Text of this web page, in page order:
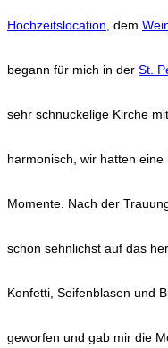
Hochzeitslocation , dem
begann für mich in der St.
sehr schnuckelige Kirche
harmonisch, wir hatten
Momente. Nach der
schon sehnlichst auf das
Konfetti, Seifenblasen und
geworfen und gab mir die